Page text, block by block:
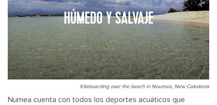
HÚMEDO Y SALVAJE
Kiteboarding over the beach in Noumea, New Caledonia
Numea cuenta con todos los deportes acuáticos que